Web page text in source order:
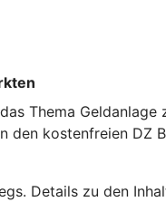
Thema
kostenfreien
Details zu den